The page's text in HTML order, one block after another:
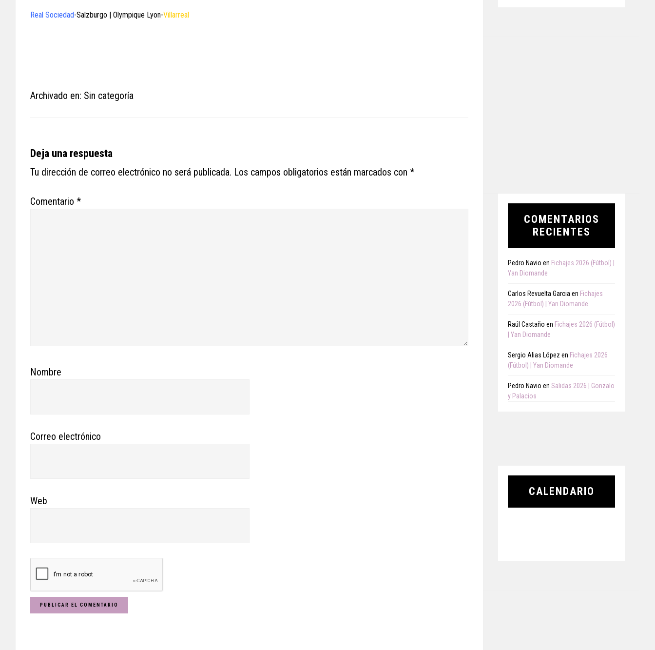
Real Sociedad-Salzburgo | Olympique Lyon-Villarreal
Archivado en: Sin categoría
Reader
Interactions
Deja una respuesta
Tu dirección de correo electrónico no será publicada. Los campos obligatorios están marcados con *
Comentario *
Nombre
Correo electrónico
Web
COMENTARIOS
RECIENTES
Pedro Navio en Fichajes 2026 (Fútbol) |
Yan Diomande
Carlos Revuelta Garcia en Fichajes
2026 (Fútbol) | Yan Diomande
Raúl Castaño en Fichajes 2026 (Fútbol)
| Yan Diomande
Sergio Alias López en Fichajes 2026
(Fútbol) | Yan Diomande
Pedro Navio en Salidas 2026 | Gonzalo
y Palacios
CALENDARIO